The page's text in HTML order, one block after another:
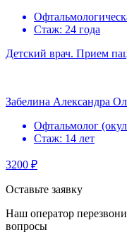
Стаж: 24 года
Детский врач. Прием
Забелина Александра
Офтальмолог
Стаж: 14 лет
3200 ₽
Оставьте заявку
Наш оператор
вопросы